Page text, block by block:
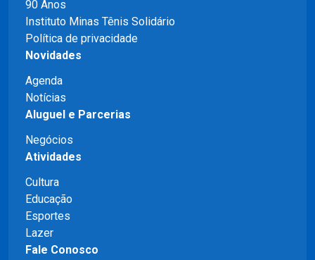
90 Anos
Instituto Minas Tênis Solidário
Política de privacidade
Novidades
Agenda
Notícias
Aluguel e Parcerias
Negócios
Atividades
Cultura
Educação
Esportes
Lazer
Fale Conosco